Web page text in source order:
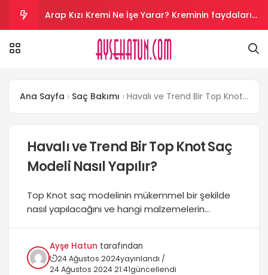
Arap Kızı Kremi Ne İşe Yarar? Kreminin faydaları
Aloe Vera Kremi Ne İşe Yarar? Aloe vera cilt
mi?
Vazelin Kremi Ne İşe Yarar? Vazelin yüze sürülür
mü?
Ana Sayfa Saç Bakımı Havalı ve Trend Bir Top Knot Saç Modeli Nasıl Yapılır?
Havalı ve Trend Bir Top Knot Saç
Modeli Nasıl Yapılır?
Top Knot saç modelinin mükemmel bir şekilde
nasıl yapılacağını ve hangi malzemelerin
bilgi edinin....
Ayşe Hatun tarafından
24 Ağustos 2024yayınlandı /
24 Ağustos 2024 21:41güncellendi